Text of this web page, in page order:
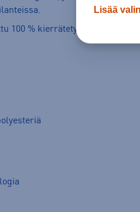
100 % kierrätetyistä
Lisää